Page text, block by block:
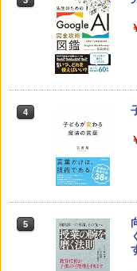
4
5